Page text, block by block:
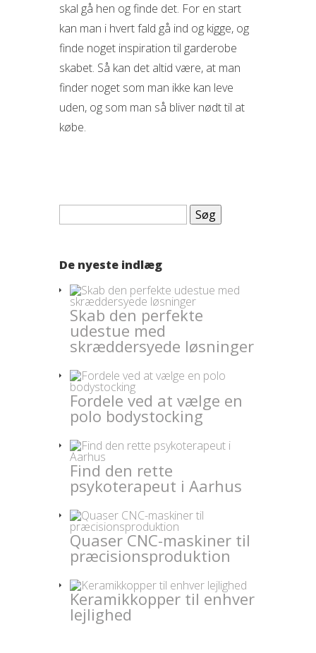
skal gå hen og finde det. For en start
kan man i hvert fald gå ind og kigge, og
finde noget inspiration til garderobe
skabet. Så kan det altid være, at man
finder noget som man ikke kan leve
uden, og som man så bliver nødt til at
købe.
Søg
De nyeste indlæg
Skab den perfekte
udestue med
skræddersyede løsninger
Fordele ved at vælge en
polo bodystocking
Find den rette
psykoterapeut i Aarhus
Quaser CNC-maskiner til
præcisionsproduktion
Keramikkopper til enhver
lejlighed